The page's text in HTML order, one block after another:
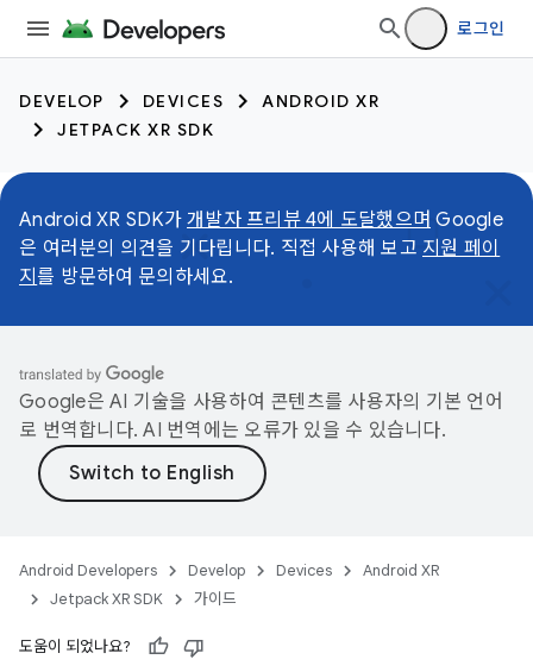
로그인
DEVELOP DEVICES
ANDROID XR
JETPACK XR SDK
Android XR SDK가 개발자 프리뷰 4에 도달했으며 Google
은 여러분의 의견을 기다립니다. 직접 사용해 보고 지원 페이
지를 방문하여 문의하세요.
Google은 AI 기술을 사용하여 콘텐츠를 사용자의 기본 언어
로 번역합니다. AI 번역에는 오류가 있을 수 있습니다.
Android Developers Develop Devices
Android XR
Jetpack XR SDK
가이드
도움이 되었나요?